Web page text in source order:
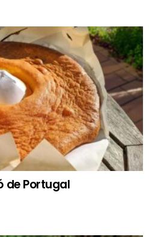
de Portugal